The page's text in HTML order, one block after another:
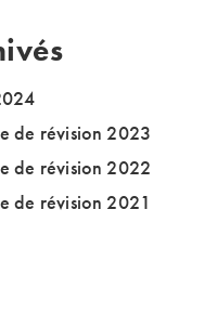
de révision 2023
de révision 2022
de révision 2021